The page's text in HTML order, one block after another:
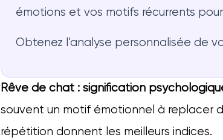
émotions et vos motifs récurrents
Obtenez l’analyse personnalisée de
Rêve de chat : signification
souvent un motif émotionnel à replacer
répétition donnent les meilleurs indices.